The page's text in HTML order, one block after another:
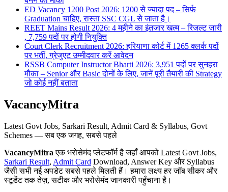
ED Vacancy 1200 Post 2026: 1200 से ज्यादा पद – सिर्फ
Graduation चाहिए, रास्ता SSC CGL से जाता है।
REET Mains Result 2026: 4 महीने का इंतजार खत्म – रिजल्ट जारी
, 7,759 पदों पर होगी नियुक्ति
Court Clerk Recruitment 2026: हरियाणा कोर्ट में 1265 क्लर्क पदों
पर भर्ती, ग्रेजुएट उम्मीदवार करें आवेदन
RSSB Computer Instructor Bharti 2026: 3,951 पदों पर सुनहरा
मौका – Senior और Basic दोनों के लिए, जानें पूरी तैयारी की Strategy
जो कोई नहीं बताता
VacancyMitra
Latest Govt Jobs, Sarkari Result, Admit Card & Syllabus, Govt
Schemes — सब एक जगह, सबसे पहले
VacancyMitra एक भरोसेमंद प्लेटफॉर्म है जहाँ आपको Latest Govt Jobs,
Sarkari Result, Admit Card Download, Answer Key और Syllabus
जैसी सभी नई अपडेट सबसे पहले मिलती हैं। हमारा लक्ष्य हर जॉब सीकर और
स्टूडेंट तक तेज़, सटीक और भरोसेमंद जानकारी पहुँचाना है।